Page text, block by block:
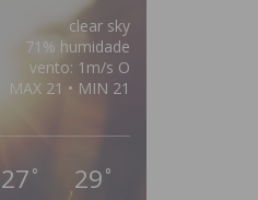
clear sky
71% humidade
vento: 1m/s O
MAX 21 • MIN 21
27 ° 29 °